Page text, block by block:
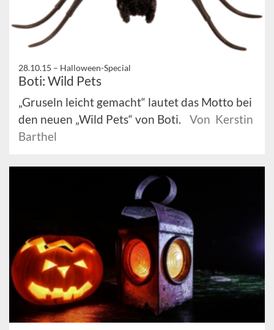
28.10.15 – Halloween-Special
Boti: Wild Pets
„Gruseln leicht gemacht“ lautet das Motto bei
den neuen „Wild Pets“ von Boti.
Von Kerstin
Barthel